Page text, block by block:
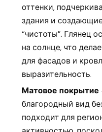
оттенки,
здания и
“чистоты”. Глянец
на солнце, что
для фасадов и
выразительность.
Матовое покрытие
благородный вид
подходит для